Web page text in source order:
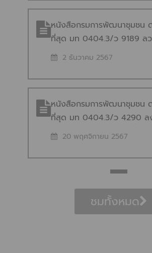
หนังสือกรมการพัฒนาชุมชน
ที่สุด มท 0404.3/ว 9189 ล
พ.ย. 67 การดำเนินงานตามแผ
2 ธันวาคม 2567
หนังสือกรมการพัฒนาชุมชน
ที่สุด มท 0404.3/ว 4290 ล
20 พฤศจิกายน 2567 เรื่อง กา
กิจกรรมตามแผนการปฏิบัติงา
แผนการใช้จ่ายงบประมาณ ประจ
ปีงบประมาณ พ.ศ. 2568
20 พฤศจิกายน 2567
ชมทั้งหมด